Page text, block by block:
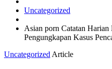
Uncategorized
Asian porn Catatan
Pengungkapan Kasus
Uncategorized Article